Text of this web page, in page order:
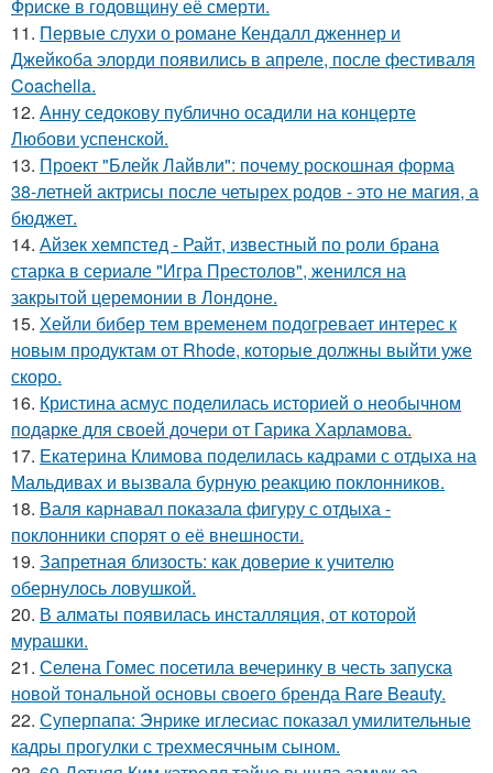
Фриске в годовщину её смерти.
11. Первые слухи о романе Кендалл дженнер и
Джейкоба элорди появились в апреле, после фестиваля
Coachella.
12. Анну седокову публично осадили на концерте
Любови успенской.
13. Проект "Блейк Лайвли": почему роскошная форма
38-летней актрисы после четырех родов - это не магия, а
бюджет.
14. Айзек хемпстед - Райт, известный по роли брана
старка в сериале "Игра Престолов", женился на
закрытой церемонии в Лондоне.
15. Хейли бибер тем временем подогревает интерес к
новым продуктам от Rhode, которые должны выйти уже
скоро.
16. Кристина асмус поделилась историей о необычном
подарке для своей дочери от Гарика Харламова.
17. Екатерина Климова поделилась кадрами с отдыха на
Мальдивах и вызвала бурную реакцию поклонников.
18. Валя карнавал показала фигуру с отдыха -
поклонники спорят о её внешности.
19. Запретная близость: как доверие к учителю
обернулось ловушкой.
20. В алматы появилась инсталляция, от которой
мурашки.
21. Селена Гомес посетила вечеринку в честь запуска
новой тональной основы своего бренда Rare Beauty.
22. Суперпапа: Энрике иглесиас показал умилительные
кадры прогулки с трехмесячным сыном.